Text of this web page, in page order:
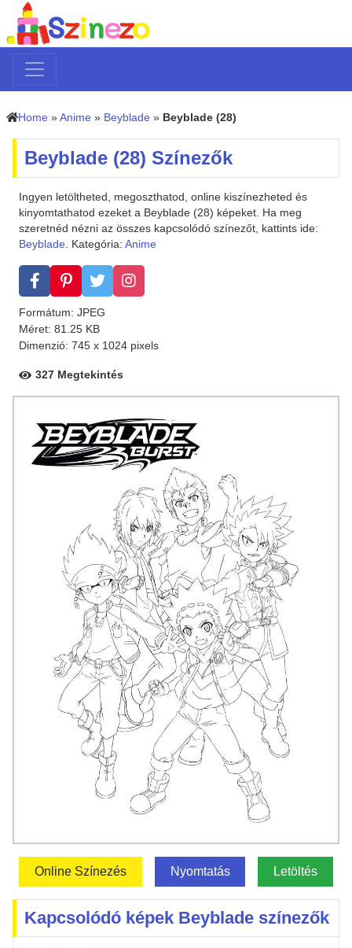
Home » Anime » Beyblade » Beyblade (28)
Beyblade (28) Színezők
Ingyen letöltheted, megoszthatod, online kiszínezheted és
kinyomtathatod ezeket a Beyblade (28) képeket. Ha meg
szeretnéd nézni az összes kapcsolódó színezőt, kattints ide:
Beyblade. Kategória: Anime
Formátum: JPEG
Méret: 81.25 KB
Dimenzió: 745 x 1024 pixels
327 Megtekintés
Online Színezés Nyomtatás Letöltés
Kapcsolódó képek Beyblade színezők